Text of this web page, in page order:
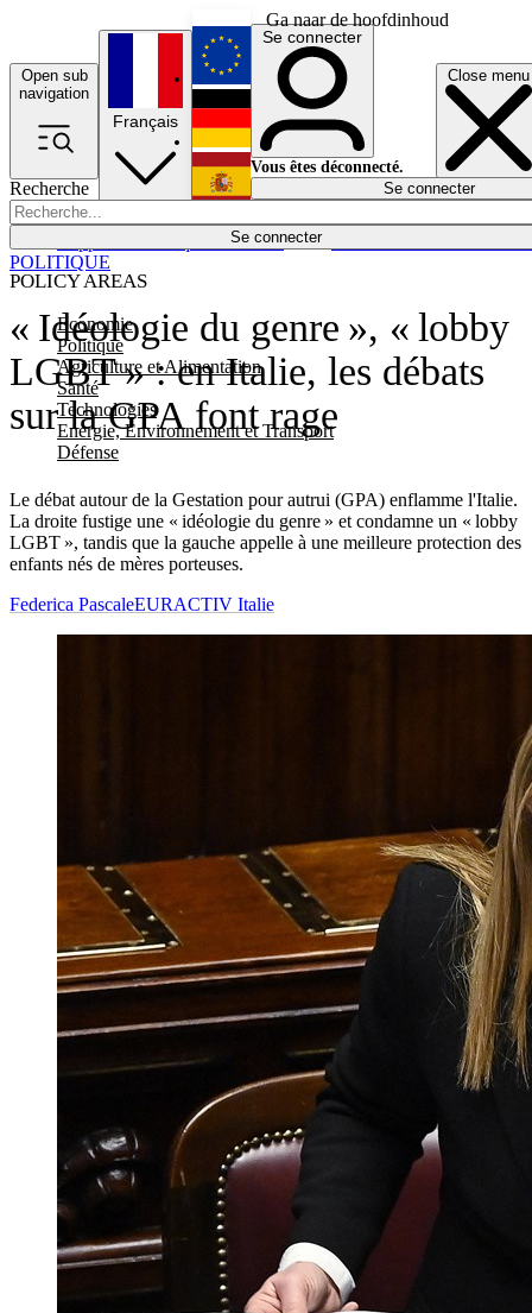
Ga naar de hoofdinhoud
Open sub
navigation
Close menu
Recherche
Se connecter
POLICY AREAS
Economie
Politique
Agriculture et Alimentation
Santé
Technologies
Energie, Environnement et Transport
Défense
Économie
Français
English
Deutsch
Español
Se connecter
Vous êtes déconnecté.
Se connecter
« Idéologie du genre », « lobby
LGBT » : en Italie, les débats
sur la GPA font rage
Le débat autour de la Gestation pour autrui (GPA) enflamme l'Italie.
La droite fustige une « idéologie du genre » et condamne un « lobby
LGBT », tandis que la gauche appelle à une meilleure protection des
enfants nés de mères porteuses.
POLITIQUE
Federica PascaleEURACTIV Italie